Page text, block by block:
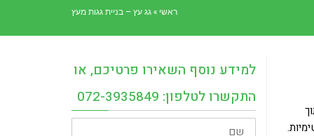
ראשי »גג עץ – בניית גגות מעץ
למידע נוסף השאירו פרטיכם, או
התקשרו לטלפון: 072-3935849
שם